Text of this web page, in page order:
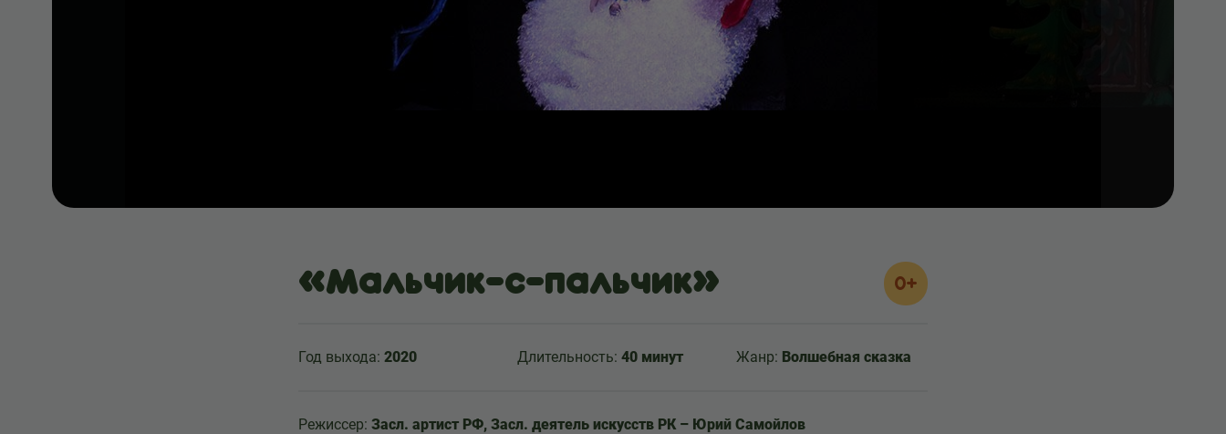
«Мальчик-с-пальчик» 0+
Год выхода: 2020 Длительность: 40 минут Жанр: Волшебная сказка
Режиссер: Засл. артист РФ, Засл. деятель искусств РК – Юрий Самойлов